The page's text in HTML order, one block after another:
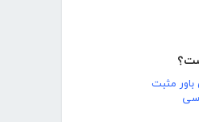
مثبت